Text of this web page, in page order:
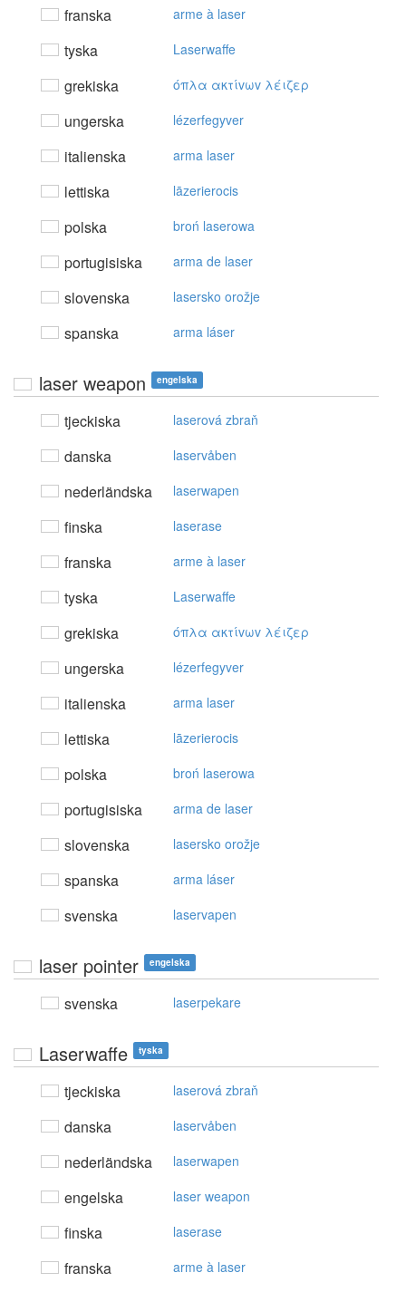
franska arme à laser
tyska Laserwaffe
grekiska όπλα ακτίvωv λέιζερ
ungerska lézerfegyver
italienska arma laser
lettiska lāzerierocis
polska broń laserowa
portugisiska arma de laser
slovenska lasersko orožje
spanska arma láser
laser weapon engelska
tjeckiska laserová zbraň
danska laservåben
nederländska laserwapen
finska laserase
franska arme à laser
tyska Laserwaffe
grekiska όπλα ακτίvωv λέιζερ
ungerska lézerfegyver
italienska arma laser
lettiska lāzerierocis
polska broń laserowa
portugisiska arma de laser
slovenska lasersko orožje
spanska arma láser
svenska laservapen
laser pointer engelska
svenska laserpekare
Laserwaffe tyska
tjeckiska laserová zbraň
danska laservåben
nederländska laserwapen
engelska laser weapon
finska laserase
franska arme à laser